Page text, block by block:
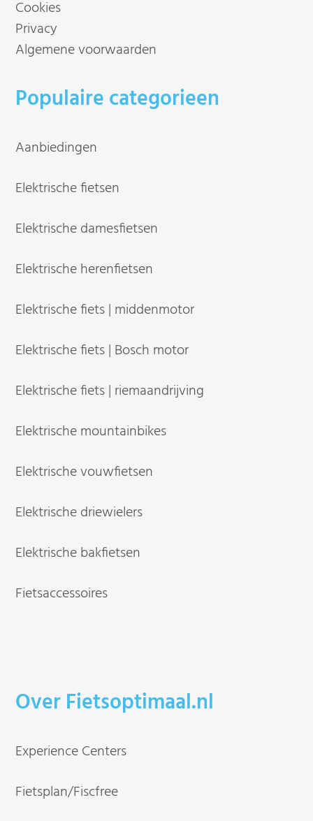
Cookies
Privacy
Algemene voorwaarden
Populaire categorieen
Aanbiedingen
Elektrische fietsen
Elektrische damesfietsen
Elektrische herenfietsen
Elektrische fiets | middenmotor
Elektrische fiets | Bosch motor
Elektrische fiets | riemaandrijving
Elektrische mountainbikes
Elektrische vouwfietsen
Elektrische driewielers
Elektrische bakfietsen
Fietsaccessoires
Over Fietsoptimaal.nl
Experience Centers
Fietsplan/Fiscfree